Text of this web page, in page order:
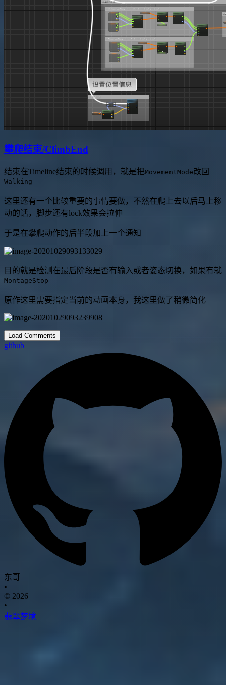
攀爬结束/ClimbEnd
结束在Timeline结束的时候调用，就是把MovementMode改回
Walking
这里还有一个比较重要的事情要做，不然在爬上去以后马上移
动的话，脚步还有lock效果会拉伸
于是在攀爬动作的后半段加上一个通知
目的就是检测在最后阶段是否有输入或者姿态切换，如果有就
MontageStop
原作这里需要指定当前的动画本身，我这里做了稍微简化
Load Comments
github
东哥
•
© 2026
•
翡翠梦境